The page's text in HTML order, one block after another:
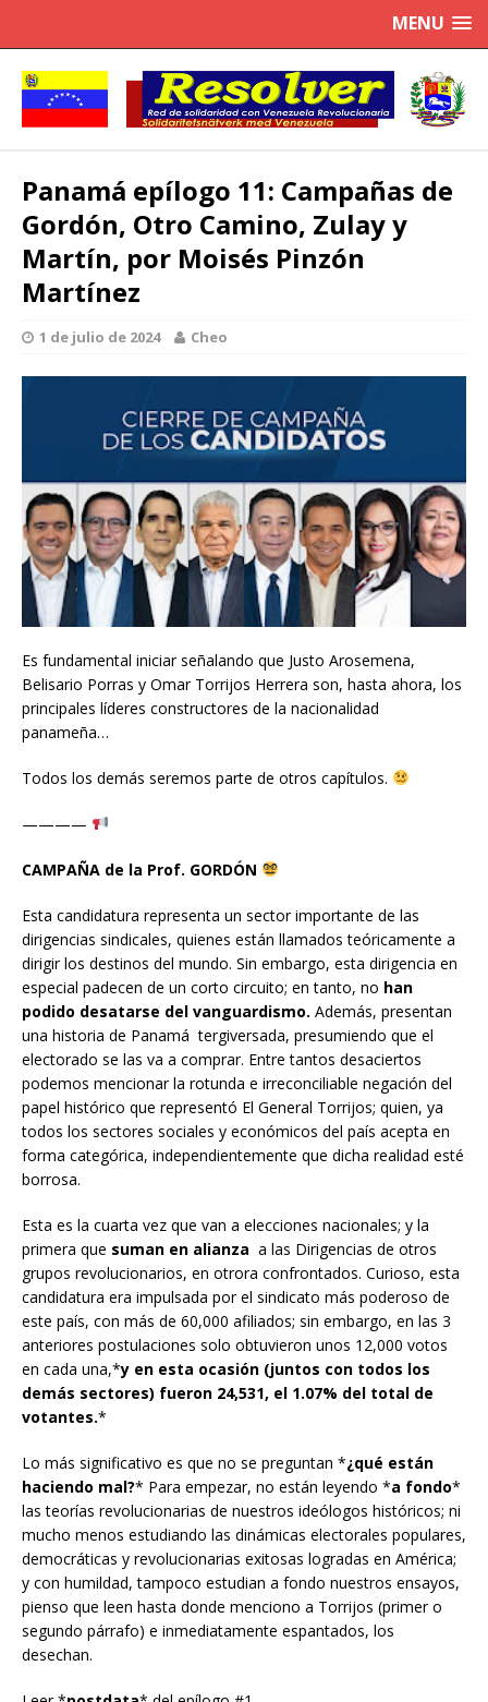
MENU
Panamá epílogo 11: Campañas de
Gordón, Otro Camino, Zulay y
Martín, por Moisés Pinzón
Martínez
1 de julio de 2024 Cheo
Es fundamental iniciar señalando que Justo Arosemena,
Belisario Porras y Omar Torrijos Herrera son, hasta ahora, los
principales líderes constructores de la nacionalidad
panameña…
Todos los demás seremos parte de otros capítulos.
————
CAMPAÑA de la Prof. GORDÓN
Esta candidatura representa un sector importante de las
dirigencias sindicales, quienes están llamados teóricamente a
dirigir los destinos del mundo. Sin embargo, esta dirigencia en
especial padecen de un corto circuito; en tanto, no han
podido desatarse del vanguardismo. Además, presentan
una historia de Panamá tergiversada, presumiendo que el
electorado se las va a comprar. Entre tantos desaciertos
podemos mencionar la rotunda e irreconciliable negación del
papel histórico que representó El General Torrijos; quien, ya
todos los sectores sociales y económicos del país acepta en
forma categórica, independientemente que dicha realidad esté
borrosa.
Esta es la cuarta vez que van a elecciones nacionales; y la
primera que suman en alianza a las Dirigencias de otros
grupos revolucionarios, en otrora confrontados. Curioso, esta
candidatura era impulsada por el sindicato más poderoso de
este país, con más de 60,000 afiliados; sin embargo, en las 3
anteriores postulaciones solo obtuvieron unos 12,000 votos
en cada una,*y en esta ocasión (juntos con todos los
demás sectores) fueron 24,531, el 1.07% del total de
votantes.*
Lo más significativo es que no se preguntan *¿qué están
haciendo mal?* Para empezar, no están leyendo *a fondo*
las teorías revolucionarias de nuestros ideólogos históricos; ni
mucho menos estudiando las dinámicas electorales populares,
democráticas y revolucionarias exitosas logradas en América;
y con humildad, tampoco estudian a fondo nuestros ensayos,
pienso que leen hasta donde menciono a Torrijos (primer o
segundo párrafo) e inmediatamente espantados, los
desechan.